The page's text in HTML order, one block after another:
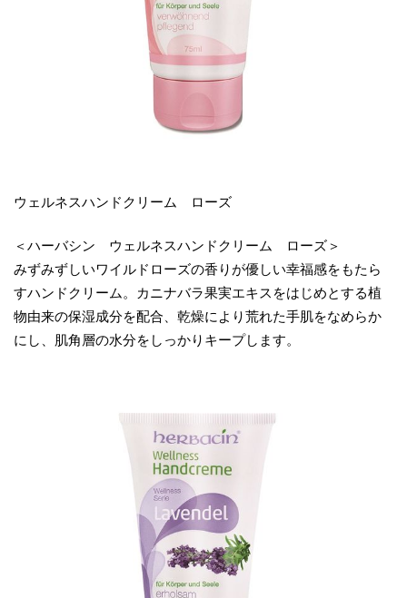
ウェルネスハンドクリーム ローズ
＜ハーバシン ウェルネスハンドクリーム ローズ＞
みずみずしいワイルドローズの香りが優しい幸福感をもたら
すハンドクリーム。カニナバラ果実エキスをはじめとする植
物由来の保湿成分を配合、乾燥により荒れた手肌をなめらか
にし、肌角層の水分をしっかりキープします。